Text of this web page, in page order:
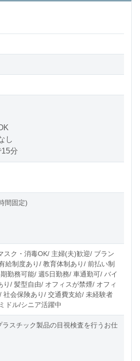
し
分
間固定)
スク・消毒OK/ 主婦(夫)歓迎/ ブラン
給制度あり/ 教育体制あり/ 前払い制
勤務可能/ 週5日勤務/ 車通勤可/ バイ
/ 髪型自由/ オフィスが禁煙/ オフィ
社会保険あり/ 交通費支給/ 未経験者
ドル/シニア活躍中
スチック製品の目視検査を行うお仕